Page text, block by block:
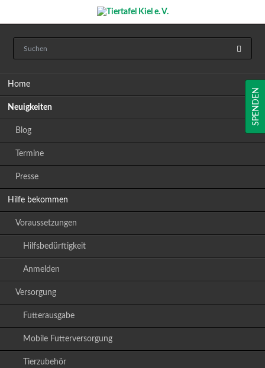
Home
Neuigkeiten
Blog
Termine
Presse
Hilfe bekommen
Voraussetzungen
Hilfsbedürftigkeit
Anmelden
Versorgung
Futterausgabe
Mobile Futterversorgung
Tierzubehör
SPENDEN